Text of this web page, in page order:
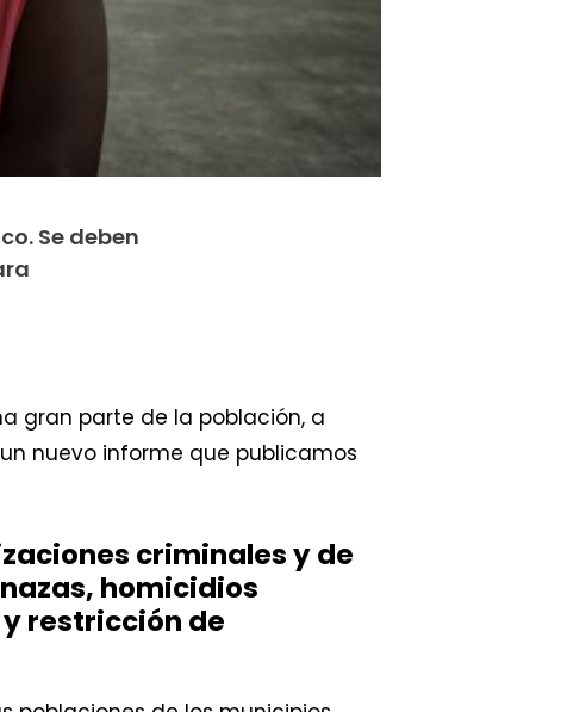
Se deben
gran parte de la población, a
un nuevo informe que publicamos
criminales y de
homicidios
restricción de